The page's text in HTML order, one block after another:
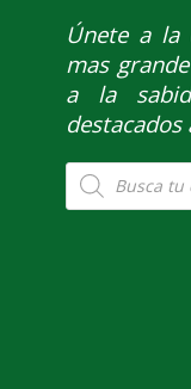
Únetea la
mas
a la
destacados
Búsqueda
de
productos